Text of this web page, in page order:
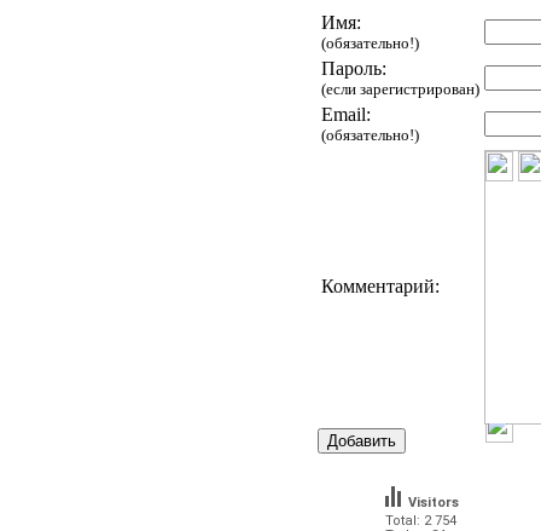
Имя:
(обязательно!)
Пароль:
(если зарегистрирован)
Email:
(обязательно!)
Комментарий:
Total: 2 754
Visitors